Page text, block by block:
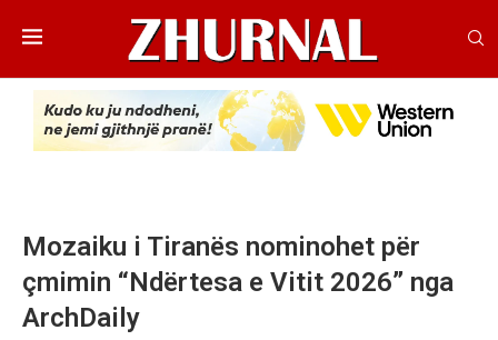
​Mozaiku i Tiranës nominohet për
çmimin “Ndërtesa e Vitit 2026” nga
ArchDaily